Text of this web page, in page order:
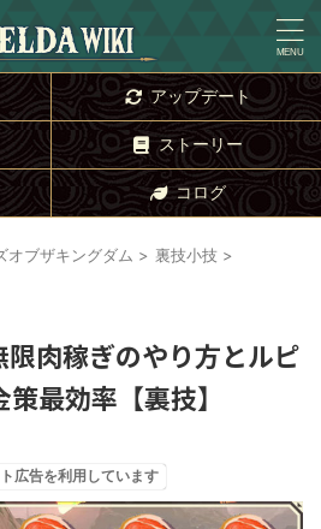
アップデート
ストーリー
コログ
オブザキングダム > 裏技小技 >
限肉稼ぎのやり方とルピ
最効率【裏技】
広告を利用しています